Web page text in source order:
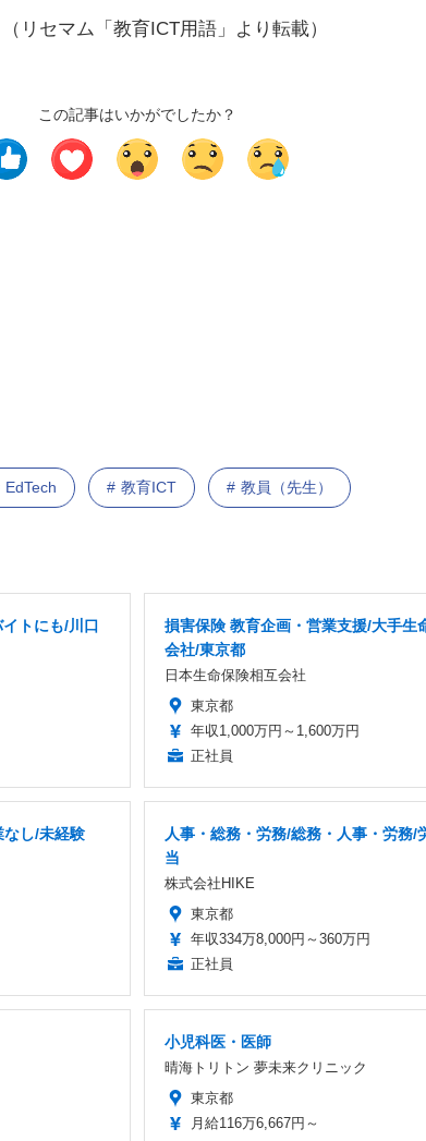
リセマム「教育ICT用語」より転載）
この記事はいかがでしたか？
EdTech 教育ICT 教員（先生）
トにも/川口
損害保険 教育企画・営業支援/大手生
会社/東京都
日本生命保険相互会社
東京都
年収1,000万円～1,600万円
正社員
し/未経験
人事・総務・労務/総務・人事・労務/
当
株式会社HIKE
東京都
年収334万8,000円～360万円
正社員
小児科医・医師
晴海トリトン 夢未来クリニック
東京都
月給116万6,667円～